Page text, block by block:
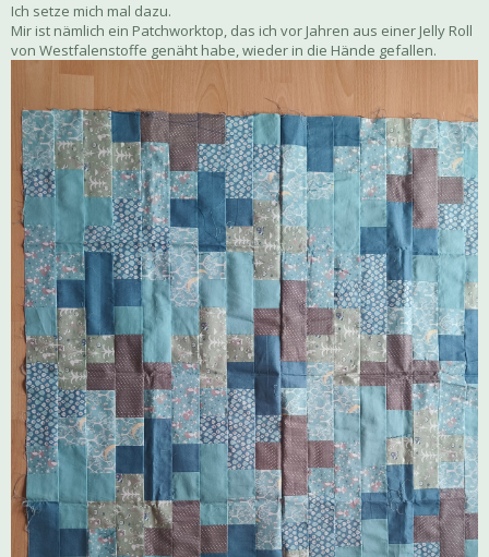
Ich setze mich mal dazu.
Mir ist nämlich ein Patchworktop, das ich vor Jahren aus einer Jelly Roll
von Westfalenstoffe genäht habe, wieder in die Hände gefallen.